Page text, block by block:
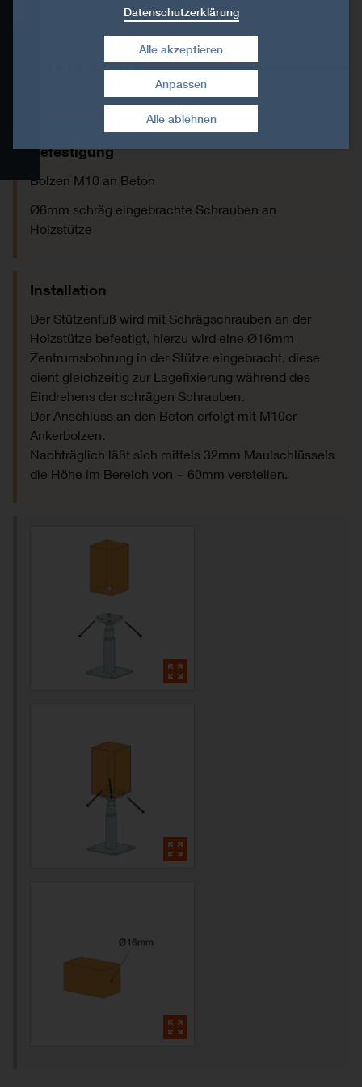
CAD- und BIM-Bibliothek
INSTALLATION
Befestigung
Bolzen M10 an Beton
Ø6mm schräg eingebrachte Schrauben an
Holzstütze
Installation
Der Stützenfuß wird mit Schrägschrauben an der
Holzstütze befestigt, hierzu wird eine Ø16mm
Zentrumsbohrung in der Stütze eingebracht, diese
dient gleichzeitig zur Lagefixierung während des
Eindrehens der schrägen Schrauben.
Der Anschluss an den Beton erfolgt mit M10er
Ankerbolzen.
Nachträglich läßt sich mittels 32mm Maulschlüssels
die Höhe im Bereich von ~ 60mm verstellen.
Datenschutzerklärung
Alle ablehnen
Alle akzeptieren
Zustimmung widerrufen
Anpassen